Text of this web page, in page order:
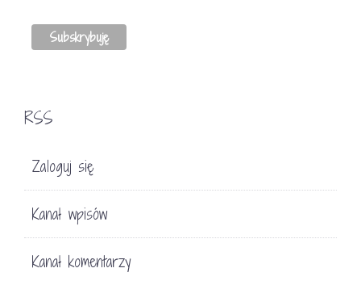
RSS
Zaloguj się
Kanał wpisów
Kanał komentarzy